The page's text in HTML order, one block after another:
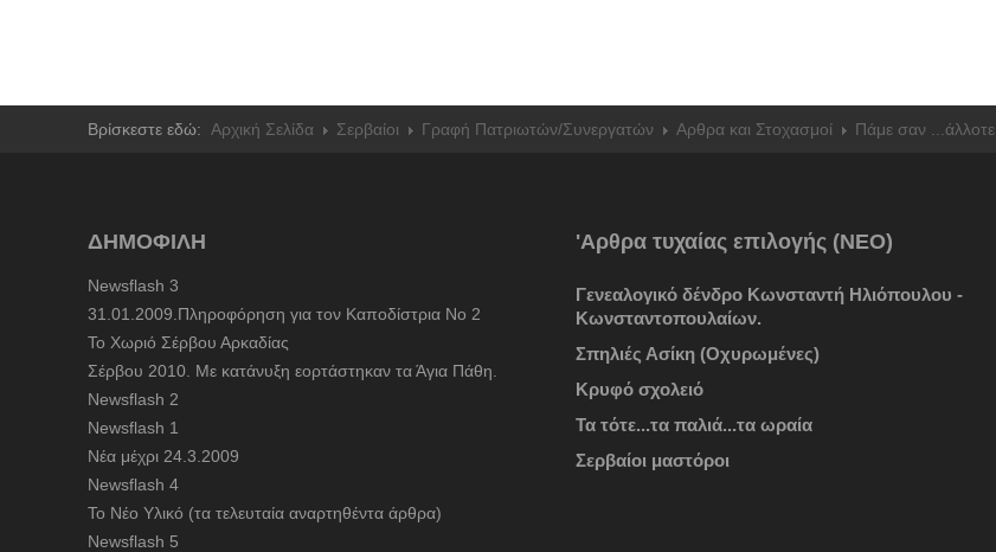
Βρίσκεστε εδώ: Αρχική Σελίδα Σερβαίοι Γραφή Πατριωτών/Συνεργατών Αρθρα και Στοχασμοί Πάμε σαν ...άλλοτε
ΔΗΜΟΦΙΛΗ
Newsflash 3
31.01.2009.Πληροφόρηση για τον Καποδίστρια Νο 2
To Χωριό Σέρβου Αρκαδίας
Σέρβου 2010. Με κατάνυξη εορτάστηκαν τα Άγια Πάθη.
Newsflash 2
Newsflash 1
Nέα μέχρι 24.3.2009
Newsflash 4
Το Νέο Υλικό (τα τελευταία αναρτηθέντα άρθρα)
Newsflash 5
'Αρθρα τυχαίας επιλογής (ΝΕΟ)
Γενεαλογικό δένδρο Κωνσταντή Ηλιόπουλου -
Κωνσταντοπουλαίων.
Σπηλιές Ασίκη (Οχυρωμένες)
Κρυφό σχολειό
Τα τότε...τα παλιά...τα ωραία
Σερβαίοι μαστόροι